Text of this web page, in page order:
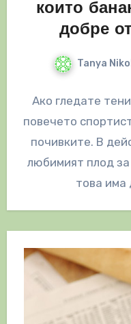
които
добре
Tanya
Ако гледате
повечето
почивките. В
любимият плод
това има